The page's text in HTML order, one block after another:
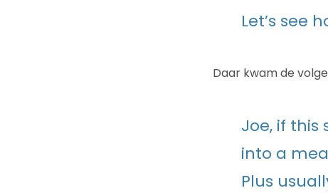
Let’s see
Daar kwam de
Joe, if
into a
Plus